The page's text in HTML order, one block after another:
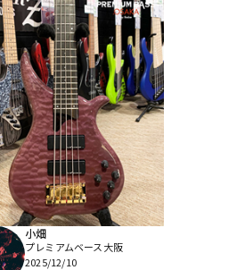
小畑
プレミアムベース大阪
2025/12/10